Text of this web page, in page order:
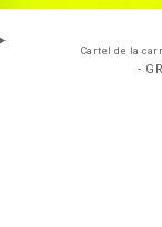
Cartel de la
-